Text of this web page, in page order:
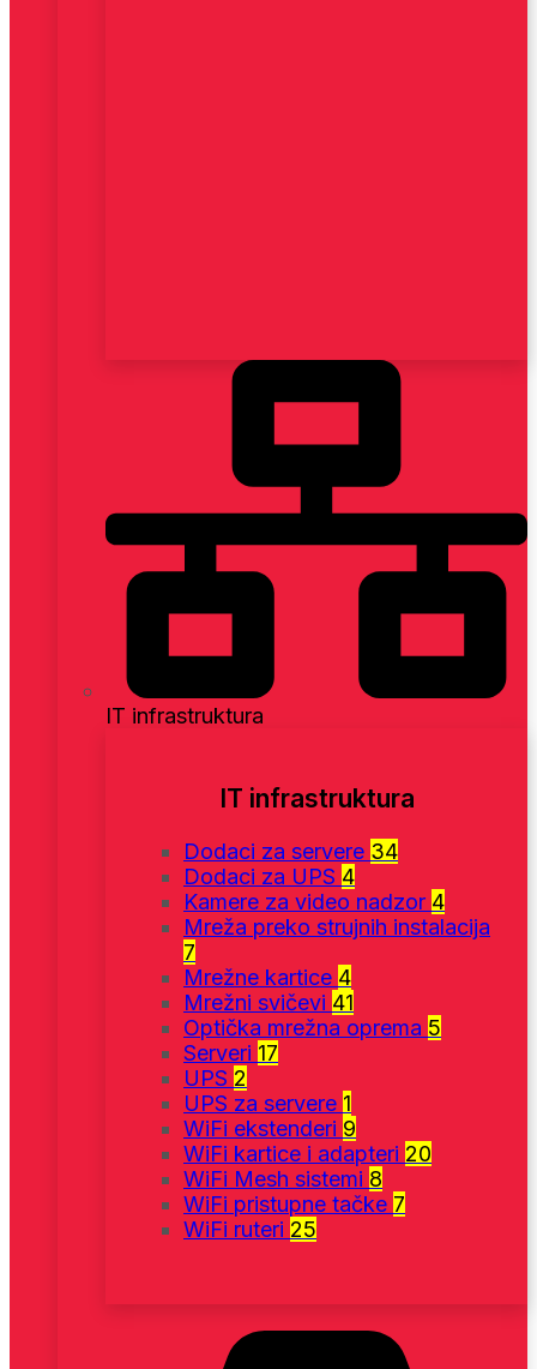
IT infrastruktura
IT infrastruktura
Dodaci za servere 34
Dodaci za UPS 4
Kamere za video nadzor 4
Mreža preko strujnih instalacija
7
Mrežne kartice 4
Mrežni svičevi 41
Optička mrežna oprema 5
Serveri 17
UPS 2
UPS za servere 1
WiFi ekstenderi 9
WiFi kartice i adapteri 20
WiFi Mesh sistemi 8
WiFi pristupne tačke 7
WiFi ruteri 25